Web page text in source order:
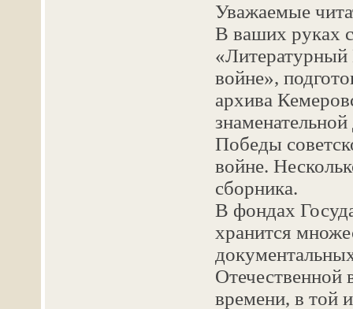
Уважаемые
В ваших руках
«Литературный
войне»,
архива
Победы
войне.
сборника.
В фондах
хранится
Отечественной
времени, в той